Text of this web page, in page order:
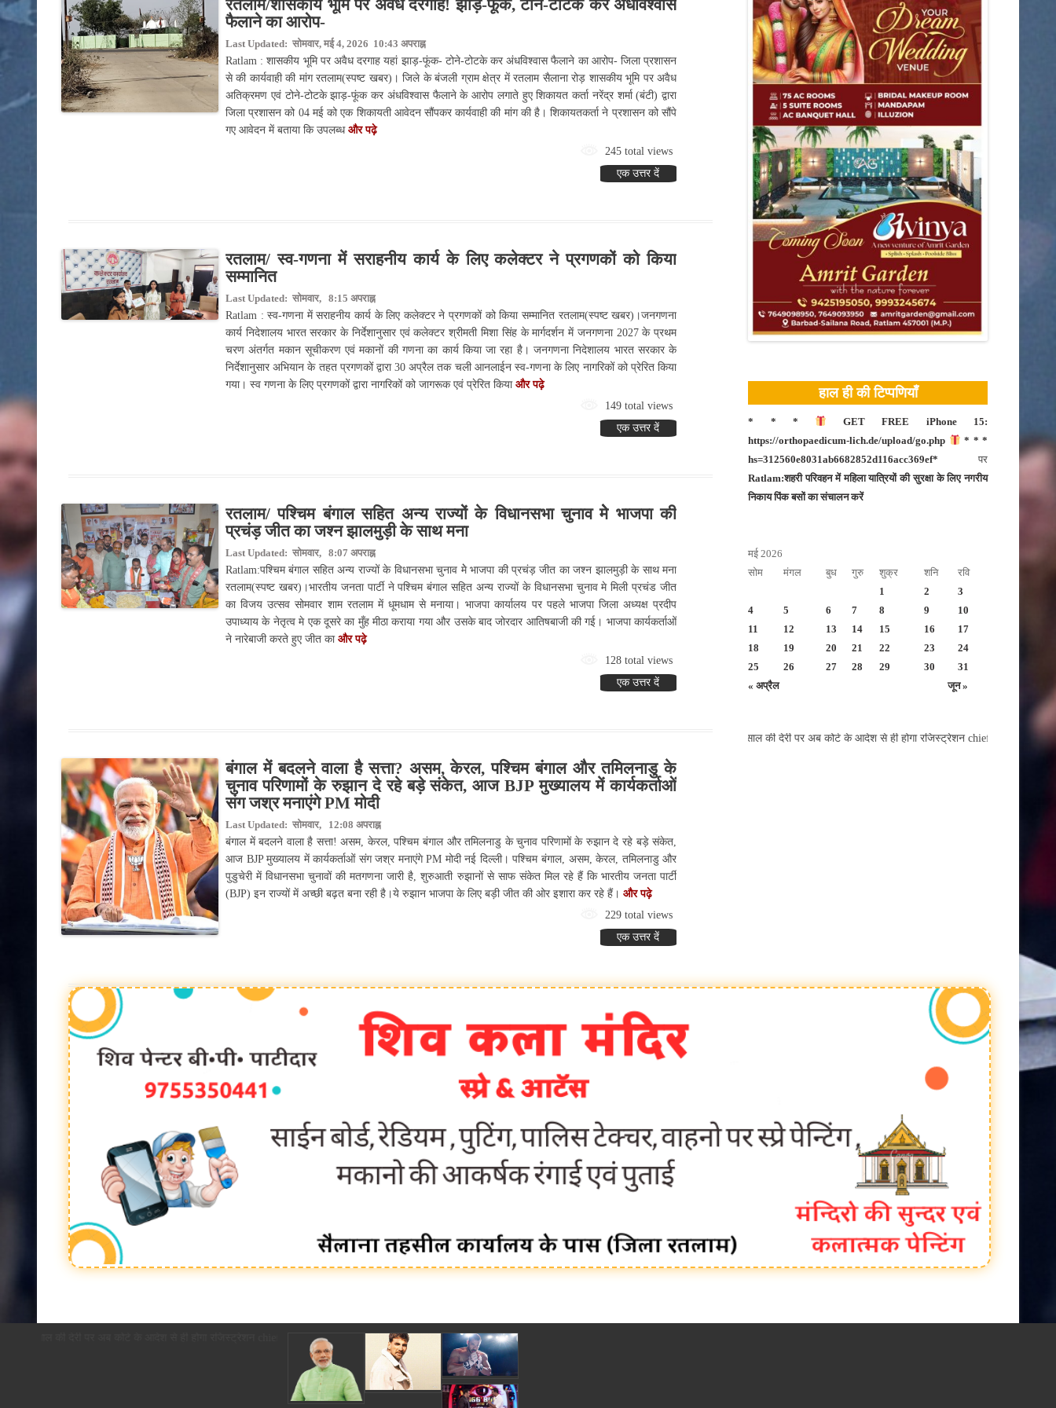
आगर
राजनीति
ग्वालियर
छतरपुर
जबलपुर
झाबुआ
छिंदवाड़ा
धार
पन्ना
नीमच
दतिया
नरसिंहपुर
मंदसौर
भोपाल
बुरहानपुर
उज्जैन
भोपाल
बैतूल
रतलाम/शासकीय भूमि पर अवैध दरगाह! झाड़-फूंक, टोने-टोटके कर अंधविश्वास
फैलाने का आरोप-
Last Updated: सोमवार, मई 4, 2026 10:43 अपराह्न
Ratlam : शासकीय भूमि पर अवैध दरगाह यहां झाड़-फूंक- टोने-टोटके कर अंधविश्वास फैलाने का आरोप- जिला प्रशासन
से की कार्यवाही की मांग रतलाम(स्पष्ट खबर)। जिले के बंजली ग्राम क्षेत्र में रतलाम सैलाना रोड़ शासकीय भूमि पर अवैध
अतिक्रमण एवं टोने-टोटके झाड़-फूंक कर अंधविश्वास फैलाने के आरोप लगाते हुए शिकायत कर्ता नरेंद्र शर्मा (बंटी) द्वारा
जिला प्रशासन को 04 मई को एक शिकायती आवेदन सौंपकर कार्यवाही की मांग की है। शिकायतकर्ता ने प्रशासन को सौंपे
गए आवेदन में बताया कि उपलब्ध और पढ़े
245 total views
एक उत्तर दें
रतलाम/ स्व-गणना में सराहनीय कार्य के लिए कलेक्टर ने प्रगणकों को किया
सम्मानित
Last Updated: सोमवार, 8:15 अपराह्न
Ratlam : स्व-गणना में सराहनीय कार्य के लिए कलेक्टर ने प्रगणकों को किया सम्मानित रतलाम(स्पष्ट खबर)।जनगणना
कार्य निदेशालय भारत सरकार के निर्देशानुसार एवं कलेक्टर श्रीमती मिशा सिंह के मार्गदर्शन में जनगणना 2027 के प्रथम
चरण अंतर्गत मकान सूचीकरण एवं मकानों की गणना का कार्य किया जा रहा है। जनगणना निदेशालय भारत सरकार के
निर्देशानुसार अभियान के तहत प्रगणकों द्वारा 30 अप्रैल तक चली आनलाईन स्व-गणना के लिए नागरिकों को प्रेरित किया
गया। स्व गणना के लिए प्रगणकों द्वारा नागरिकों को जागरूक एवं प्रेरित किया और पढ़े
149 total views
एक उत्तर दें
रतलाम/ पश्चिम बंगाल सहित अन्य राज्यों के विधानसभा चुनाव मेे भाजपा की
प्रचंड़ जीत का जश्न झालमुड़ी के साथ मना
Last Updated: सोमवार, 8:07 अपराह्न
Ratlam:पश्चिम बंगाल सहित अन्य राज्यों के विधानसभा चुनाव मेे भाजपा की प्रचंड़ जीत का जश्न झालमुड़ी के साथ मना
रतलाम(स्पष्ट खबर)।भारतीय जनता पार्टी ने पश्चिम बंगाल सहित अन्य राज्यों के विधानसभा चुनाव मे मिली प्रचंड जीत
का विजय उत्सव सोमवार शाम रतलाम में धूमधाम से मनाया। भाजपा कार्यालय पर पहले भाजपा जिला अध्यक्ष प्रदीप
उपाध्याय के नेतृत्व मे एक दूसरे का मुँह मीठा कराया गया और उसके बाद जोरदार आतिषबाजी की गई। भाजपा कार्यकर्ताओं
ने नारेबाजी करते हुए जीत का और पढ़े
128 total views
एक उत्तर दें
बंगाल में बदलने वाला है सत्ता? असम, केरल, पश्चिम बंगाल और तमिलनाडु के
चुनाव परिणामों के रुझान दे रहे बड़े संकेत, आज BJP मुख्यालय में कार्यकर्ताओं
संग जश्र मनाएंगे PM मोदी
Last Updated: सोमवार, 12:08 अपराह्न
बंगाल में बदलने वाला है सत्ता! असम, केरल, पश्चिम बंगाल और तमिलनाडु के चुनाव परिणामों के रुझान दे रहे बड़े संकेत,
आज BJP मुख्यालय में कार्यकर्ताओं संग जश्र मनाएंगे PM मोदी नई दिल्ली। पश्चिम बंगाल, असम, केरल, तमिलनाडु और
पुडुचेरी में विधानसभा चुनावों की मतगणना जारी है, शुरुआती रुझानों से साफ संकेत मिल रहे हैं कि भारतीय जनता पार्टी
(BJP) इन राज्यों में अच्छी बढ़त बना रही है।ये रुझान भाजपा के लिए बड़ी जीत की ओर इशारा कर रहे हैं। और पढ़े
229 total views
एक उत्तर दें
हाल ही की टिप्पणियाँ
* * *
GET FREE iPhone 15:
https://orthopaedicum-lich.de/upload/go.php
* * *
hs=312560e8031ab6682852d116acc369ef* पर
Ratlam:शहरी परिवहन में महिला यात्रियों की सुरक्षा के लिए नगरीय
निकाय पिंक बसों का संचालन करें
मई 2026
सोम
मंगल बुध गुरु शुक्र शनि रवि
« अप्रैल जून »
1 2
3
4
5 6 7 8 9
10
11
12 13 14 15 16
17
18
19 20 21 22 23
24
25
26 27 28 29 30 31
देश:- जन्म-मृत्यु पंजीकरण बिल राज्यसभा से पास, 2 साल की देरी पर अब कोर्ट के आदेश से ही होगा रजिस्ट्रेशन chief editor Uttam
की देरी पर अब कोर्ट के आदेश से ही होगा रजिस्ट्रेशन chief editor Uttam Sharma. mk choudhary Spasht.K@gmail.com . Spashtkhabar16@gmil.com MDX-7 RATN PURI RATLAM mo. 9425104324, 9826931916, सैलाना विधानसभा क्षेत्र में